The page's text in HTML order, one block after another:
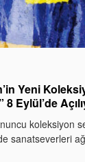
Yeni
8 Eylül’de
koleksiyon
sanatseverleri